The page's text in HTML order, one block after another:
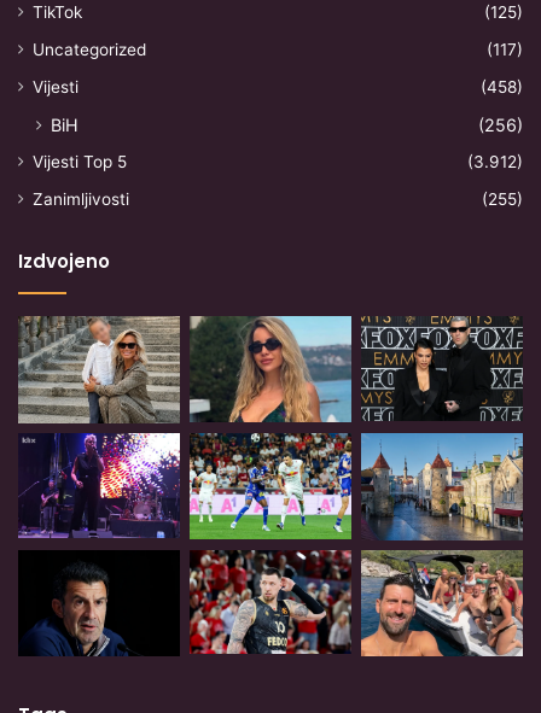
TikTok
(125)
Uncategorized
(117)
Vijesti
(458)
BiH (256)
Vijesti Top 5
(3.912)
Zanimljivosti
(255)
Izdvojeno